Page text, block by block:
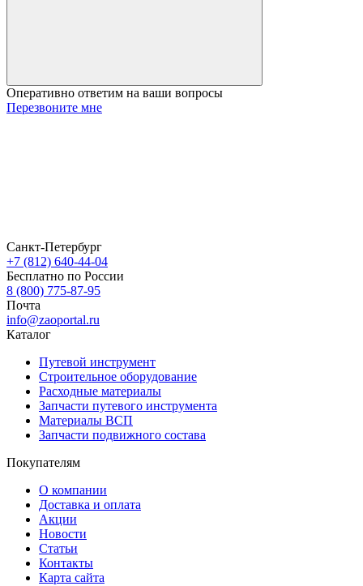
Оперативно ответим на ваши вопросы
Перезвоните мне
Санкт-Петербург
+7 (812) 640-44-04
Бесплатно по России
8 (800) 775-87-95
Почта
info@zaoportal.ru
Каталог
Путевой инструмент
Строительное оборудование
Расходные материалы
Запчасти путевого инструмента
Материалы ВСП
Запчасти подвижного состава
Покупателям
О компании
Доставка и оплата
Акции
Новости
Статьи
Контакты
Карта сайта